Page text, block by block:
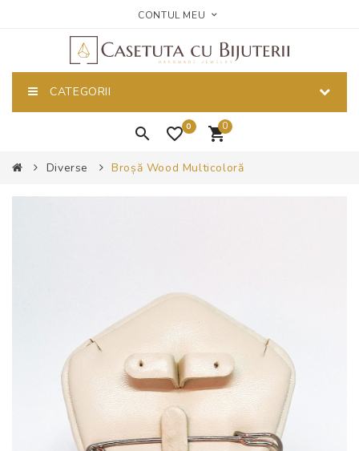
CONTUL MEU
CATEGORII
0
0
Diverse Broșă Wood Multicoloră